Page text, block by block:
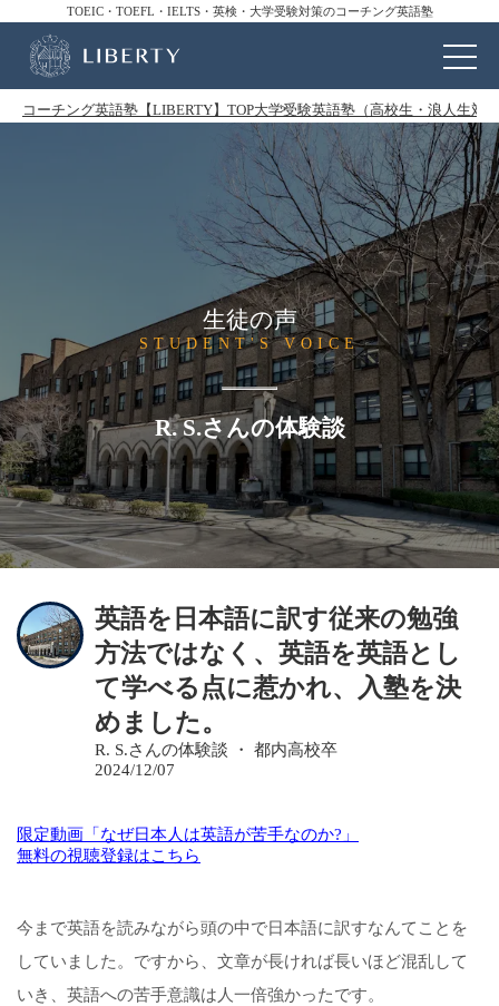
TOEIC・TOEFL・IELTS・英検・大学受験対策のコーチング英語塾
コーチング英語塾【LIBERTY】TOP大学受験英語塾（高校生・浪人生対
生徒の声
STUDENT'S VOICE
R. S.さんの体験談
英語を日本語に訳す従来の勉強
方法ではなく、英語を英語とし
て学べる点に惹かれ、入塾を決
めました。
R. S.さんの体験談 ・ 都内高校卒
2024/12/07
限定動画「なぜ日本人は英語が苦手なのか?」
無料の視聴登録はこちら
今まで英語を読みながら頭の中で日本語に訳すなんてことを
していました。ですから、文章が長ければ長いほど混乱して
いき、英語への苦手意識は人一倍強かったです。